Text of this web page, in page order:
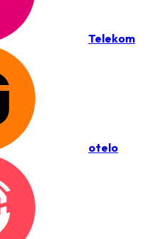
Telekom
otelo